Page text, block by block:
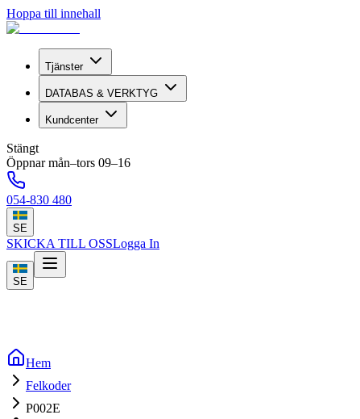
Hoppa till innehall
Tjänster
DATABAS & VERKTYG
Kundcenter
Stängt
Öppnar mån–tors 09–16
054-830 480
SE
SKICKA TILL OSSLogga In
SE
Hem
Felkoder
P002E